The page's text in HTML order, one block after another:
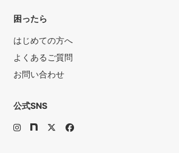
困ったら
はじめての方へ
よくあるご質問
お問い合わせ
公式SNS